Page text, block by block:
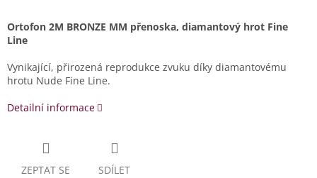
cena:
Ortofon 2M BRONZE MM přenoska, diamantový hrot Fine
Line
Vynikající, přirozená reprodukce zvuku díky diamantovému
hrotu Nude Fine Line.
Detailní informace
ZEPTAT SE SDÍLET